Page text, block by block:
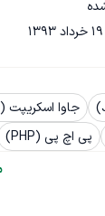
جاوا اسکریپت (JavaScript)
پی اچ پی (PHP)